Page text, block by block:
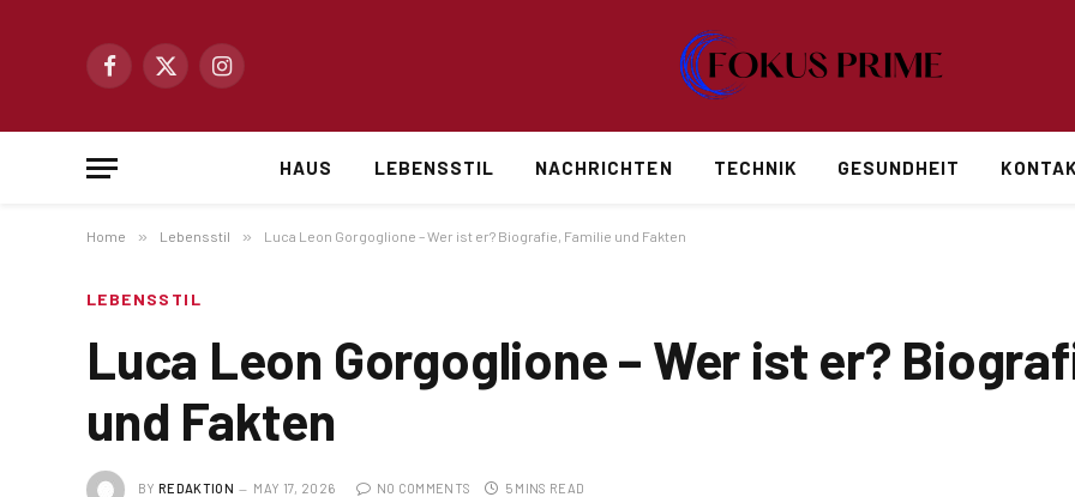
Facebook
X
Instagram
HAUS LEBENSSTIL NACHRICHTEN TECHNIK GESUNDHEIT
Home » Lebensstil » Luca Leon Gorgoglione – Wer ist er? Biografie, Familie und Fakten
LEBENSSTIL
Luca Leon Gorgoglione – Wer ist er?
und Fakten
BY REDAKTION MAY 17, 2026 NO COMMENTS 5 MINS READ